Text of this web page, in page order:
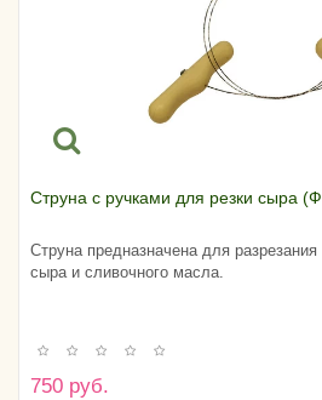
Струна с ручками для резки сыра
Струна предназначена для
сыра и сливочного масла.
750 руб.